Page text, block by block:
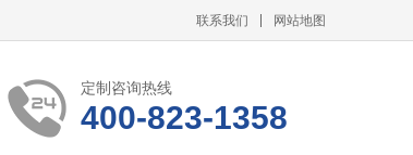
联系我们 网站地图
定制咨询热线
400-823-1358